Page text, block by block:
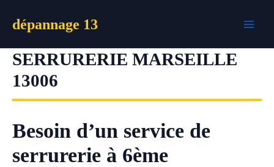
dépannage 13
SERRURERIE MARSEILLE
13006
Besoin d’un service de
serrurerie à 6ème